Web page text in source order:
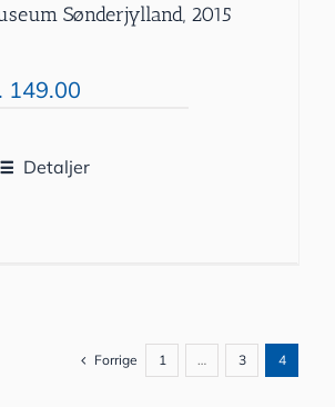
Sønderjylland, 2015
149.00
Detaljer
Forrige 1 … 3 4